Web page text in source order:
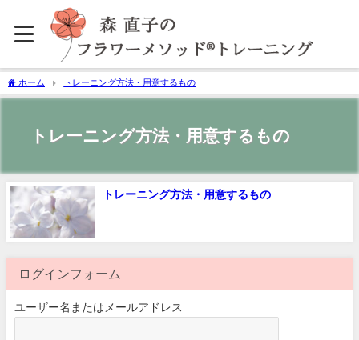
ホーム トレーニング方法・用意するもの
トレーニング方法・用意するもの
トレーニング方法・用意するもの
ログインフォーム
ユーザー名またはメールアドレス